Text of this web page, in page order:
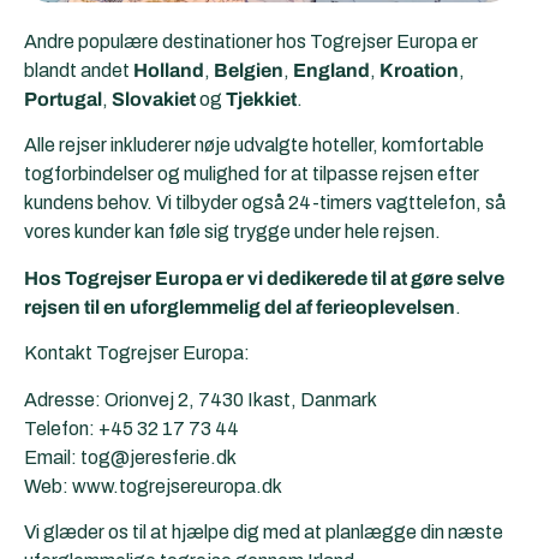
Andre populære destinationer hos Togrejser Europa er
blandt andet Holland, Belgien, England, Kroation,
Portugal, Slovakietog Tjekkiet.
Alle rejser inkluderer nøje udvalgte hoteller, komfortable
togforbindelser og mulighed for at tilpasse rejsen efter
kundens behov. Vi tilbyder også 24-timers vagttelefon, så
vores kunder kan føle sig trygge under hele rejsen.
Hos Togrejser Europa er vi dedikerede til at gøre selve
rejsen til en uforglemmelig del af ferieoplevelsen.
Kontakt Togrejser Europa:
Adresse: Orionvej 2, 7430 Ikast, Danmark
Telefon: +45 32 17 73 44
Email: tog@jeresferie.dk
Web: www.togrejsereuropa.dk
Vi glæder os til at hjælpe dig med at planlægge din næste